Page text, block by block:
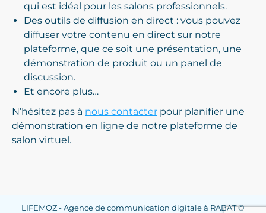
qui est idéal pour les salons professionnels.
Des outils de diffusion en direct : vous pouvez
diffuser votre contenu en direct sur notre
plateforme, que ce soit une présentation, une
démonstration de produit ou un panel de
discussion.
Et encore plus…
N’hésitez pas à nous contacter pour planifier une
démonstration en ligne de notre plateforme de
salon virtuel.
LIFEMOZ - Agence de communication digitale à RABAT ©